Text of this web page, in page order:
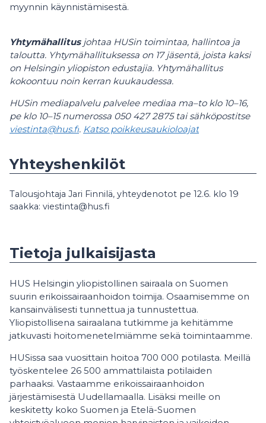
myynnin käynnistämisestä.
Yhtymähallitusjohtaa HUSin toimintaa, hallintoa ja
taloutta. Yhtymähallituksessa on 17 jäsentä, joista kaksi
on Helsingin yliopiston edustajia. Yhtymähallitus
kokoontuu noin kerran kuukaudessa.
HUSin mediapalvelu palvelee mediaa ma–to klo 10–16,
pe klo 10–15 numerossa 050 427 2875 tai sähköpostitse
viestinta@hus.fi. Katso poikkeusaukioloajat
Yhteyshenkilöt
Talousjohtaja Jari Finnilä, yhteydenotot pe 12.6. klo 19
saakka: viestinta@hus.fi
Tietoja julkaisijasta
HUS Helsingin yliopistollinen sairaala on Suomen
suurin erikoissairaanhoidon toimija. Osaamisemme on
kansainvälisesti tunnettua ja tunnustettua.
Yliopistollisena sairaalana tutkimme ja kehitämme
jatkuvasti hoitomenetelmiämme sekä toimintaamme.
HUSissa saa vuosittain hoitoa 700 000 potilasta. Meillä
työskentelee 26 500 ammattilaista potilaiden
parhaaksi. Vastaamme erikoissairaanhoidon
järjestämisestä Uudellamaalla. Lisäksi meille on
keskitetty koko Suomen ja Etelä-Suomen